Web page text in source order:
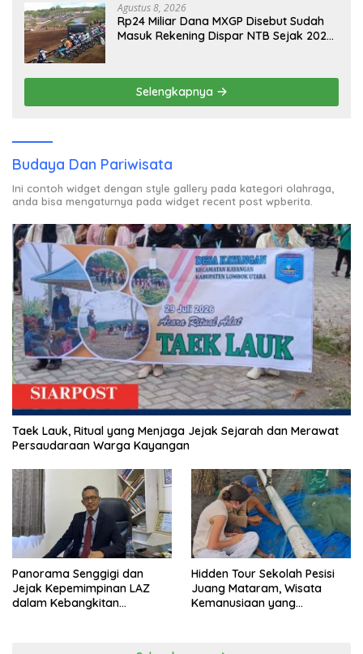
Agustus 8, 2026
Rp24 Miliar Dana MXGP Disebut Sudah
Masuk Rekening Dispar NTB Sejak 2024,
Selengkapnya
Budaya Dan Pariwisata
Ini contoh widget dengan style gallery pada kategori olahraga,
anda bisa mengaturnya pada widget recent post wpberita.
Taek Lauk, Ritual yang Menjaga Jejak Sejarah dan Merawat
Persaudaraan Warga Kayangan
Panorama Senggigi dan
Jejak Kepemimpinan LAZ
dalam Kebangkitan
Hidden Tour Sekolah Pesisi
Juang Mataram, Wisata
Kemanusiaan yang